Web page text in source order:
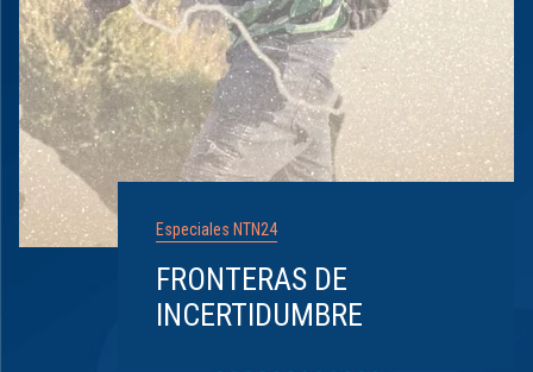
Especiales NTN24
FRONTERAS DE
INCERTIDUMBRE